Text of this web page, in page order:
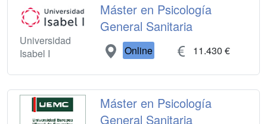
Universidad
Isabel I
Máster en Psicología
General Sanitaria
Online 11.430 €
Máster en Psicología
General Sanitaria